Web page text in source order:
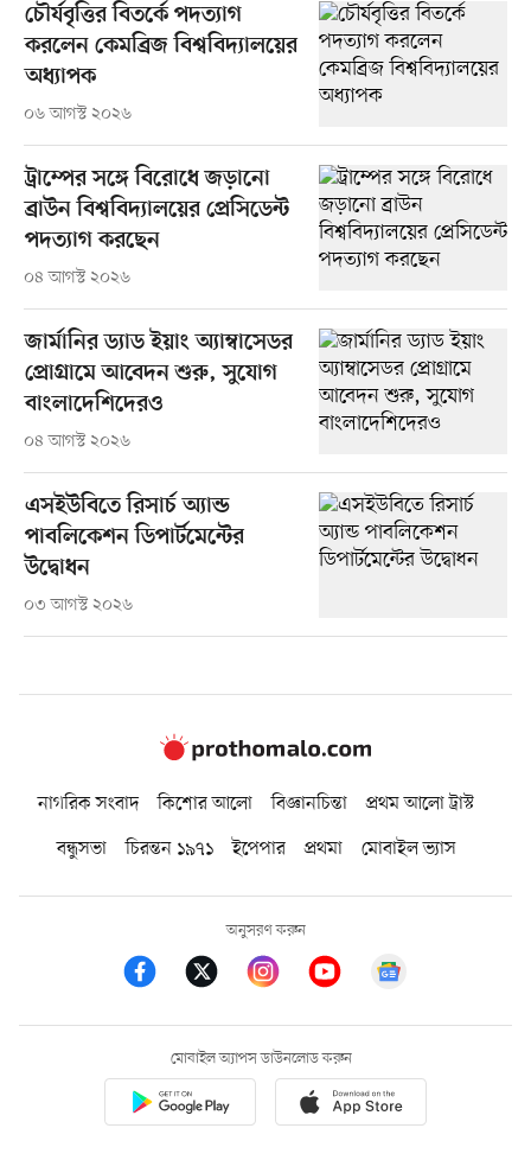
চৌর্যবৃত্তির বিতর্কে পদত্যাগ
করলেন কেমব্রিজ বিশ্ববিদ্যালয়ের
অধ্যাপক
০৬ আগস্ট ২০২৬
ট্রাম্পের সঙ্গে বিরোধে জড়ানো
ব্রাউন বিশ্ববিদ্যালয়ের প্রেসিডেন্ট
পদত্যাগ করছেন
০৪ আগস্ট ২০২৬
জার্মানির ড্যাড ইয়াং অ্যাম্বাসেডর
প্রোগ্রামে আবেদন শুরু, সুযোগ
বাংলাদেশিদেরও
০৪ আগস্ট ২০২৬
এসইউবিতে রিসার্চ অ্যান্ড
পাবলিকেশন ডিপার্টমেন্টের
উদ্বোধন
০৩ আগস্ট ২০২৬
নাগরিক সংবাদ কিশোর আলো বিজ্ঞানচিন্তা
প্রথম আলো ট্রাস্ট
বন্ধুসভা
চিরন্তন ১৯৭১ ইপেপার প্রথমা মোবাইল ভ্যাস
অনুসরণ করুন
মোবাইল অ্যাপস ডাউনলোড করুন